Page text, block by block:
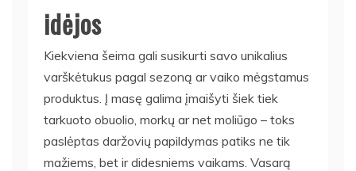
idėjos
Kiekviena šeima gali susikurti savo unikalius
varškėtukus pagal sezoną ar vaiko mėgstamus
produktus. Į masę galima įmaišyti šiek tiek
tarkuoto obuolio, morkų ar net moliūgo – toks
paslėptas daržovių papildymas patiks ne tik
mažiems, bet ir didesniems vaikams. Vasarą